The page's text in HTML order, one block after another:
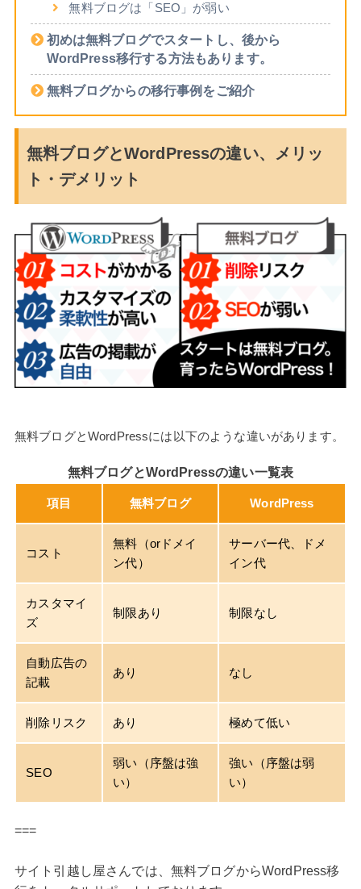
無料ブログは「SEO」が弱い
初めは無料ブログでスタートし、後から
WordPress移行する方法もあります。
無料ブログからの移行事例をご紹介
無料ブログとWordPressの違い、メリッ
ト・デメリット
無料ブログとWordPressには以下のような違いがあります。
無料ブログとWordPressの違い一覧表
項目 無料ブログ WordPress
コスト
無料（orドメイ
ン代）
サーバー代、ドメ
イン代
カスタマイ
ズ
制限あり 制限なし
自動広告の
記載
あり なし
削除リスク あり 極めて低い
SEO
弱い（序盤は強
い）
強い（序盤は弱
い）
===
サイト引越し屋さんでは、無料ブログからWordPress移